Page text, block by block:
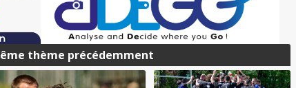
thème précédemment